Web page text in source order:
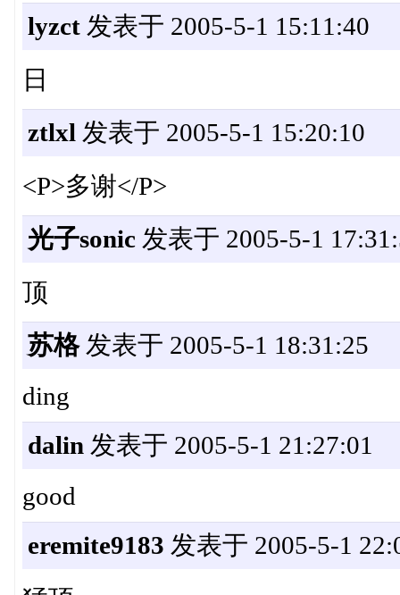
lyzct发表于 2005-5-1 15:11:40
日
ztlxl 发表于 2005-5-1 15:20:10
<P>多谢</P>
光子sonic发表于 2005-5-1
顶
苏格发表于 2005-5-1 18:31:25
ding
dalin 发表于 2005-5-1 21:27:01
good
eremite9183 发表于 2005-5-1